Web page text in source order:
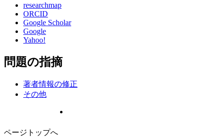
researchmap
ORCID
Google Scholar
Google
Yahoo!
問題の指摘
著者情報の修正
その他
ページトップへ